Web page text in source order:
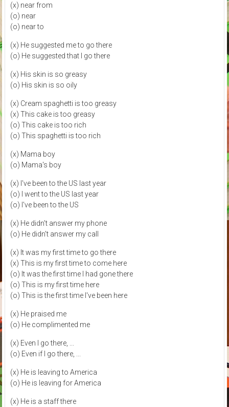
(x) near from
(o) near
(o) near to
(x) He suggested me to go there
(o) He suggested that I go there
(x) His skin is so greasy
(o) His skin is so oily
(x) Cream spaghetti is too greasy
(x) This cake is too greasy
(o) This cake is too rich
(o) This spaghetti is too rich
(x) Mama boy
(o) Mama's boy
(x) I've been to the US last year
(o) I went to the US last year
(o) I've been to the US
(x) He didn't answer my phone
(o) He didn't answer my call
(x) It was my first time to go there
(x) This is my first time to come here
(o) It was the first time I had gone there
(o) This is my first time here
(o) This is the first time I've been here
(x) He praised me
(o) He complimented me
(x) Even I go there, ...
(o) Even if I go there, ...
(x) He is leaving to America
(o) He is leaving for America
(x) He is a staff there